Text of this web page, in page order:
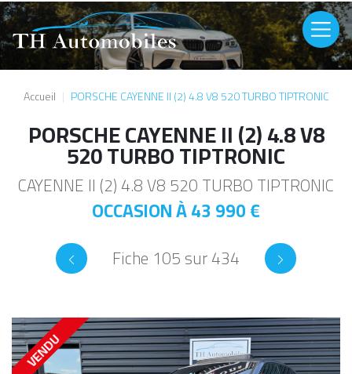
Aller au contenu principal
Image
Accueil PORSCHE CAYENNE II (2) 4.8 V8 520 TURBO TIPTRONIC
PORSCHE CAYENNE II (2) 4.8 V8
520 TURBO TIPTRONIC
CAYENNE II (2) 4.8 V8 520 TURBO TIPTRONIC
OCCASION À43 990 €
Fiche 105 sur 434
VENDU